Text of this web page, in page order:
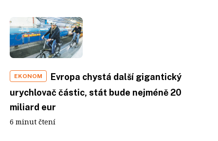
EKONOM
Evropa chystá další gigantický
urychlovač částic, stát bude nejméně 20
miliard eur
6 minut čtení